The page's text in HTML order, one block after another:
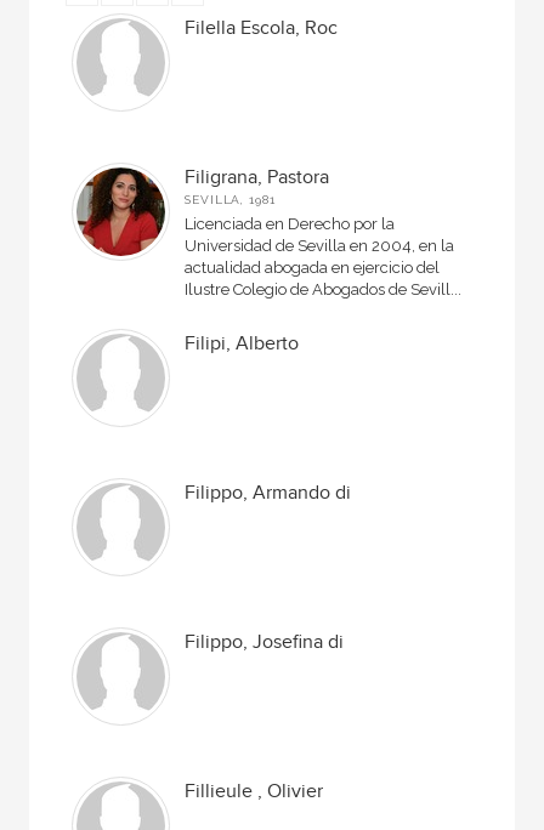
Editora
Escritor
Escritora
Prologuista
Traductor
Filella Escola, Roc
Filigrana, Pastora
SEVILLA, 1981
Licenciada en Derecho por la
Universidad de Sevilla en 2004, en la
actualidad abogada en ejercicio del
Ilustre Colegio de Abogados de Sevill...
Filipi, Alberto
Filippo, Armando di
Filippo, Josefina di
Fillieule , Olivier